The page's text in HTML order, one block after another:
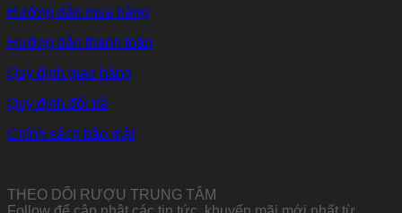
Hướng dẫn mua hàng
Hướng dẫn thanh toán
Quy định giao hàng
Quy định đổi trả
Chính sách bảo mật
THEO DÕI RƯỢU TRUNG TÂM